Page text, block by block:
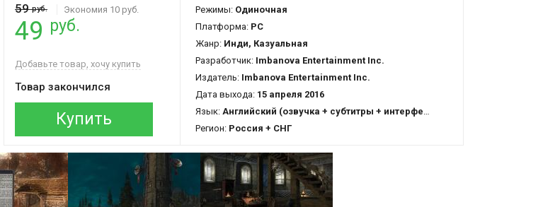
59руб. Экономия 10 руб.
49 руб.
Добавьте товар, хочу купить
Товар закончился
Купить
Режимы: Одиночная
Платформа: PC
Жанр: Инди, Казуальная
Разработчик: Imbanova Entertainment Inc.
Издатель: Imbanova Entertainment Inc.
Дата выхода: 15 апреля 2016
Язык: Английский (озвучка + субтитры + интерфейс)
Регион: Россия + СНГ